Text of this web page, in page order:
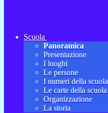
Scuola
Panoramica
Presentazione
I luoghi
Le persone
I numeri della scuola
Le carte della scuola
Organizzazione
La storia